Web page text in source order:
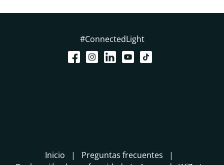
#ConnectedLight
Inicio
Preguntas frecuentes